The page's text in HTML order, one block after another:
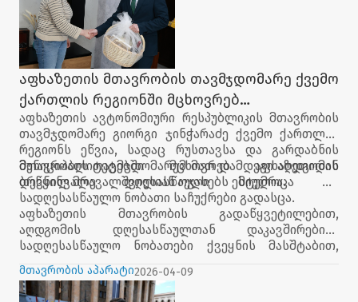
აფხაზეთის მთავრობის თავმჯდომარე ქვემო
ქართლის რეგიონში მცხოვრებ
აფხაზეთიდან დევნილ მრავალშვილიან
ოჯახებს ესტუმრა
აფხაზეთის ავტონომიური რესპუბლიკის მთავრობის
თავმჯდომარე გიორგი ჯინჭარაძე ქვემო ქართლის
რეგიონს ეწვია, სადაც რუსთავსა და გარდაბნის
მუნიციპალიტეტებში მცხოვრებ აფხაზეთიდან
დევნილ მრავალშვილიან ოჯახებს ესტუმრა.
მთავრობის თავმჯდომარემ მათ დამდეგი აღდგომის
ბრწყინვალე დღესასწაული მიულოცა და
სადღესასწაულო ნობათი საჩუქრები გადასცა.
აფხაზეთის მთავრობის გადაწყვეტილებით,
აღდგომის დღესასწაულთან დაკავშირებით,
სადღესასწაულო ნობათები ქვეყნის მასშტაბით,
აფხაზეთიდან დევნილ მრავალშვილიან,
სოციალურად დაუცველ ოჯახებს და სხვა მოწყვლად
ჯგუფებს გადაეცემა.
მთავრობის აპარატი2026-04-09